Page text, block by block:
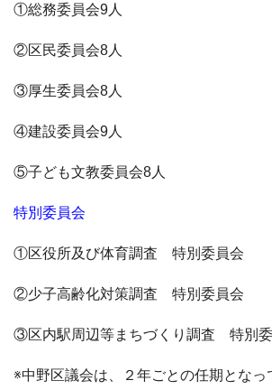
①総務委員会9人
②区民委員会8人
③厚生委員会8人
④建設委員会9人
⑤子ども文教委員会8人
特別委員会
①区役所及び体育調査 特別委員会
②少子高齢化対策調査 特別委員会
③区内駅周辺等まちづくり調査 特別
※中野区議会は、２年ごとの任期となっ